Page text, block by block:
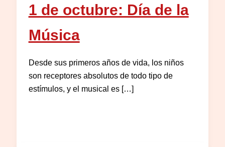
1 de octubre: Día de la
Música
Desde sus primeros años de vida, los niños
son receptores absolutos de todo tipo de
estímulos, y el musical es […]